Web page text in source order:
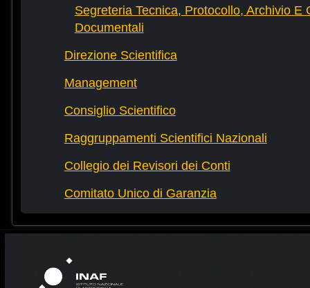
Segreteria Tecnica, Protocollo, Archivio E
Documentali
Direzione Scientifica
Management
Consiglio Scientifico
Raggruppamenti Scientifici Nazionali
Collegio dei Revisori dei Conti
Comitato Unico di Garanzia